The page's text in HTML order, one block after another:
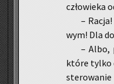
czło­wie­ka
–
wym! Dla
– Albo,
które tylko
ste­ro­wa­nie